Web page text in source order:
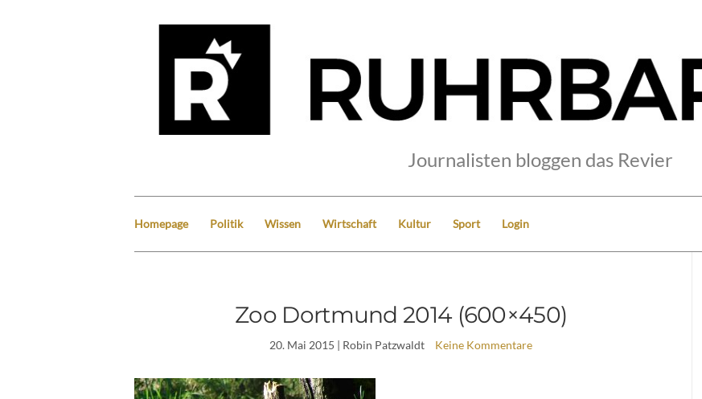
Journalisten bloggen das Revier
Homepage Politik Wissen Wirtschaft Kultur Sport Login
Zoo Dortmund 2014 (600×450)
20. Mai 2015 | Robin Patzwaldt Keine Kommentare